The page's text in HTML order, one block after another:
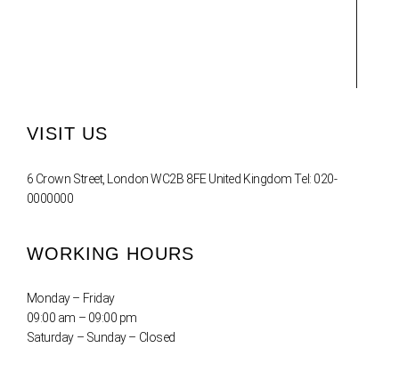
VISIT US
6 Crown Street, London WC2B 8FE United Kingdom Tel: 020-
0000000
WORKING HOURS
Monday – Friday
09:00 am – 09:00 pm
Saturday – Sunday – Closed